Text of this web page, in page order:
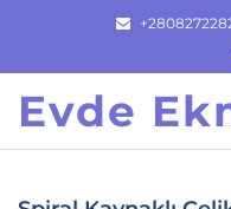
content
Evde